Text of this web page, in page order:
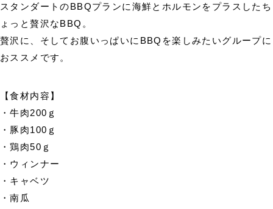
スタンダートのBBQプランに海鮮とホルモンをプラスしたち
ょっと贅沢なBBQ。
贅沢に、そしてお腹いっぱいにBBQを楽しみたいグループに
おススメです。
【食材内容】
・牛肉200ｇ
・豚肉100ｇ
・鶏肉50ｇ
・ウィンナー
・キャベツ
・南瓜